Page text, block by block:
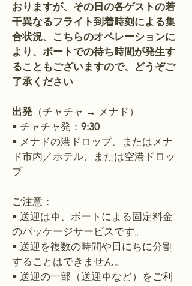
おりますが、その日の各ゲストの若
干異なるフライト到着時刻による集
合状況、こちらのオペレーションに
より、ボートでの待ち時間が発生す
ることもございますので、どうぞご
了承ください
出発 （チャチャ → メナド）
• チャチャ発： 9:30
• メナドの港ドロップ、またはメナ
ド市内／ホテル、または空港ドロッ
プ
ご注意：
• 送迎は車、ボートによる固定料金
のパッケージサービスです。
• 送迎を複数の時間や日にちに分割
することはできません。
• 送迎の一部（送迎車など）をご利